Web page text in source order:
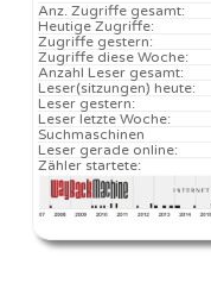
Anz. Zugriffe gesamt:
Heutige Zugriffe:
Zugriffe gestern:
Zugriffe diese Woche:
Anzahl Leser gesamt:
Leser(sitzungen) heute:
Leser gestern:
Leser letzte Woche:
Suchmaschinen
Leser gerade online:
Zähler startete: